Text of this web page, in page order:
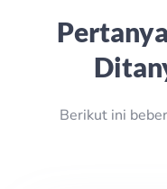
Berikut ini